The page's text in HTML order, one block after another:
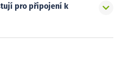
pro připojení k